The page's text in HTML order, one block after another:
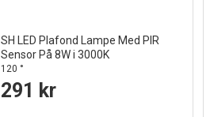
SH LED Plafond Lampe Med PIR
Sensor På 8W i 3000K
120 °
291 kr